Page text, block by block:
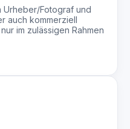
Urheber/Fotograf und
auch kommerziell
im zulässigen Rahmen